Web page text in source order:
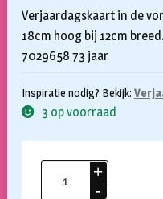
Verjaardagskaart in de
18cm hoog bij 12cm breed.
7029658 73 jaar
Inspiratie nodig? Bekijk:
3 op voorraad
Champagne
kaart